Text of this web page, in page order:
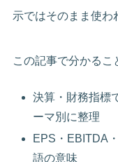
示ではそのまま使わ
この記事で分かるこ
決算・財務指標
ーマ別に整理
EPS・EBITDA
語の意味